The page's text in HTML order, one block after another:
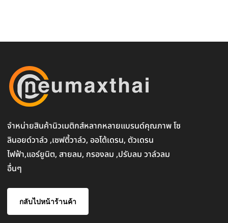
จำหน่ายสินค้านิวเมติกส์หลากหลายแบรนด์คุณภาพ โซ
ลินอยด์วาล์ว ,เซฟตี้วาล์ว, ออโต้เดรน, ตัวเดรน
ไฟฟ้า,แอร์ยูนิต, สายลม, กรองลม ,ปรับลม วาล์วลม
อื่นๆ
กลับไปหน้าร้านค้า